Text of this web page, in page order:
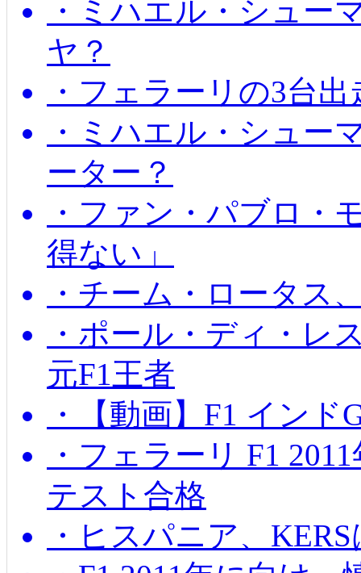
・ミハエル・シュー
ヤ？
・フェラーリの3台
・ミハエル・シュー
ーター？
・ファン・パブロ・
得ない」
・チーム・ロータス
・ポール・ディ・レ
元F1王者
・【動画】F1 イン
・フェラーリ F1
テスト合格
・ヒスパニア、